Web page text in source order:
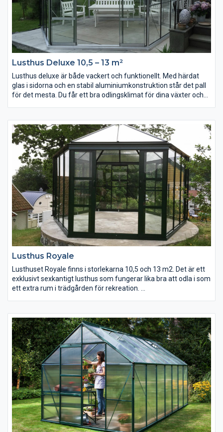
Lusthus Deluxe 10,5 – 13 m²
Lusthus deluxe är både vackert och funktionellt. Med härdat
glas i sidorna och en stabil aluminiumkonstruktion står det pall
för det mesta. Du får ett bra odlingsklimat för dina växter och
Lusthus Royale
Lusthuset Royale finns i storlekarna 10,5 och 13 m2. Det är ett
exklusivt sexkantigt lusthus som fungerar lika bra att odla i som
ett extra rum i trädgården för rekreation.
och en kraftig bottenprofil i aluminium som kan placeras direkt
på ett plant underlag eller gjutas fast i plintar, så ingen extra
sockel behöver byggas eller köpas till. Modellerna har dubbla
stalldörrar eller dubbla skjutdörrar. Man kan köpa till en extra
uppsättning dörrar till lusthuset om man vill ha ingång från två
sidor eller möjlighet till passage genom lusthuset.